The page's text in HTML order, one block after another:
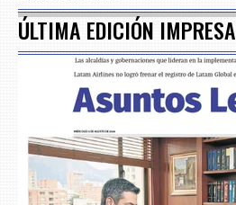
ÚLTIMA EDICIÓN IMPRESA